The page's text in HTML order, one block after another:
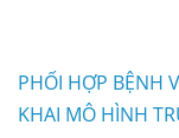
PHỐI HỢP BỆNH
KHAI MÔ HÌNH